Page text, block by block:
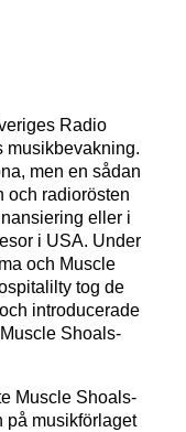
Radio
musikbevakning.
men en sådan
och radiorösten
eller i
i USA. Under
och Muscle
tog de
introducerade
Shoals-
Muscle Shoals-
på musikförlaget